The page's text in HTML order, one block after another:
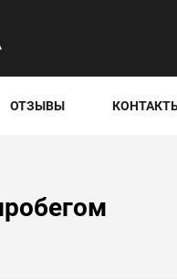
ОТЗЫВЫ